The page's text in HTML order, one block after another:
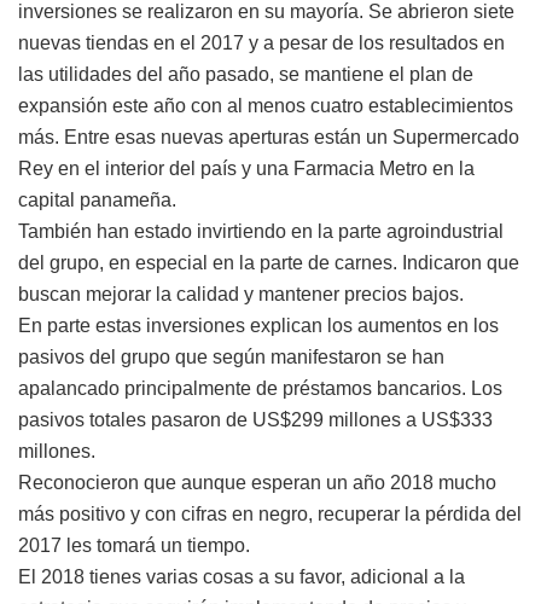
inversiones se realizaron en su mayoría. Se abrieron siete
nuevas tiendas en el 2017 y a pesar de los resultados en
las utilidades del año pasado, se mantiene el plan de
expansión este año con al menos cuatro establecimientos
más. Entre esas nuevas aperturas están un Supermercado
Rey en el interior del país y una Farmacia Metro en la
capital panameña.
También han estado invirtiendo en la parte agroindustrial
del grupo, en especial en la parte de carnes. Indicaron que
buscan mejorar la calidad y mantener precios bajos.
En parte estas inversiones explican los aumentos en los
pasivos del grupo que según manifestaron se han
apalancado principalmente de préstamos bancarios. Los
pasivos totales pasaron de US$299 millones a US$333
millones.
Reconocieron que aunque esperan un año 2018 mucho
más positivo y con cifras en negro, recuperar la pérdida del
2017 les tomará un tiempo.
El 2018 tienes varias cosas a su favor, adicional a la